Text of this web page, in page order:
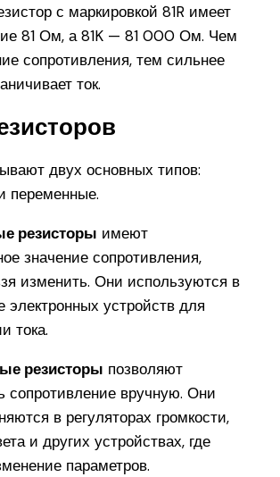
с маркировкой 81R имеет
81 Ом, а 81K — 81 000 Ом. Чем
сопротивления, тем сильнее
ток.
двух основных типов:
переменные.
резисторы имеют
значение сопротивления,
изменить. Они используются в
электронных устройств для
тока.
резисторы позволяют
сопротивление вручную. Они
в регуляторах громкости,
и других устройствах, где
параметров.